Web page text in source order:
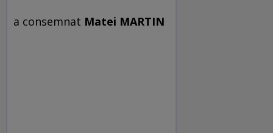
a consemnat Matei MARTIN